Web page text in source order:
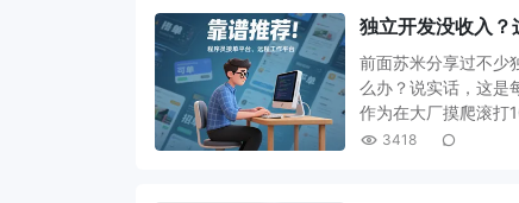
独立开发没收入？
前面苏米分享过不少
么办？说实话，这是
作为在大厂摸爬滚打
3418